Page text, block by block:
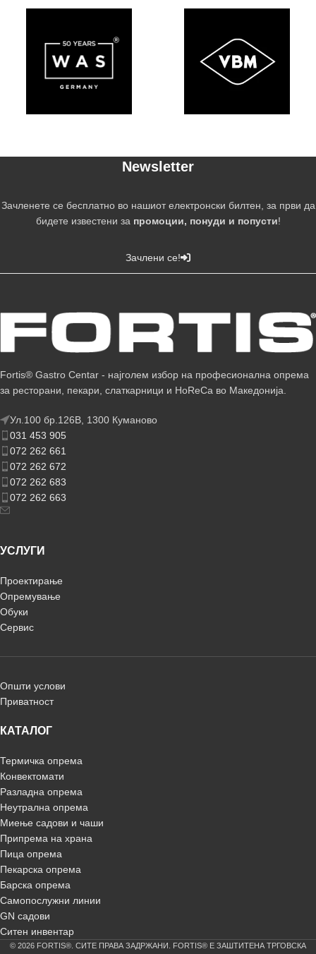
Newsletter
Зачленете се бесплатно во нашиот електронски билтен, за први да
бидете известени за промоции, понуди и попусти!
Зачлени се!
Fortis® Gastro Centar - најголем избор на професионална опрема
за ресторани, пекари, слаткарници и HoReCa во Македонија.
Ул.100 бр.126В, 1300 Куманово
031 453 905
072 262 661
072 262 672
072 262 683
072 262 663
УСЛУГИ
Проектирање
Опремување
Обуки
Сервис
Општи услови
Приватност
КАТАЛОГ
Термичка опрема
Конвектомати
Разладна опрема
Неутрална опрема
Миење садови и чаши
Припрема на храна
Пица опрема
Пекарска опрема
Барска опрема
Самопослужни линии
GN садови
Ситен инвентар
© 2026 FORTIS®. СИТЕ ПРАВА ЗАДРЖАНИ. FORTIS® Е ЗАШТИТЕНА ТРГОВСКА